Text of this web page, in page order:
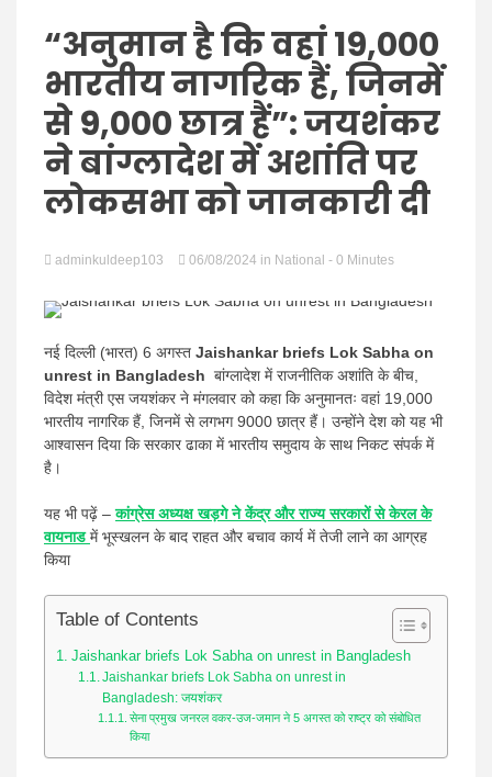
Hindi
News
“अनुमान है कि वहां 19,000
भारतीय नागरिक हैं, जिनमें
से 9,000 छात्र हैं”: जयशंकर
ने बांग्लादेश में अशांति पर
लोकसभा को जानकारी दी
adminkuldeep103 06/08/2024 in National - 0 Minutes
नई दिल्ली (भारत) 6 अगस्त Jaishankar briefs Lok Sabha on
unrest in Bangladesh बांग्लादेश में राजनीतिक अशांति के बीच,
विदेश मंत्री एस जयशंकर ने मंगलवार को कहा कि अनुमानतः वहां 19,000
भारतीय नागरिक हैं, जिनमें से लगभग 9000 छात्र हैं। उन्होंने देश को यह भी
आश्वासन दिया कि सरकार ढाका में भारतीय समुदाय के साथ निकट संपर्क में
है।
यह भी पढ़ें –कांग्रेस अध्यक्ष खड़गे ने केंद्र और राज्य सरकारों से केरल के
वायनाड में भूस्खलन के बाद राहत और बचाव कार्य में तेजी लाने का आग्रह
किया
Table of Contents
Jaishankar briefs Lok Sabha on unrest in Bangladesh
Jaishankar briefs Lok Sabha on unrest in
Bangladesh: जयशंकर
सेना प्रमुख जनरल वकर-उज-जमान ने 5 अगस्त को राष्ट्र को संबोधित
किया